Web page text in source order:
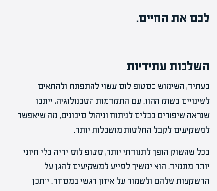
לכם את החיים.
השלכות עתידיות
בעתיד, השימוש בסטופ לוס עשוי להתפתח ולהתאים
לשינויים בשוק ההון. עם התקדמות הטכנולוגיה, ייתכן
שנראה שיפורים בכלים לניתוח וניהול סיכונים, מה שיאפשר
למשקיעים לקבל החלטות מושכלות יותר.
ככל שהשוק הופך לתנודתי יותר, סטופ לוס יהיה כלי חיוני
יותר מתמיד. הוא ימשיך לסייע למשקיעים להגן על
ההשקעות שלהם ולשמור על איזון רגשי במסחר. ייתכן